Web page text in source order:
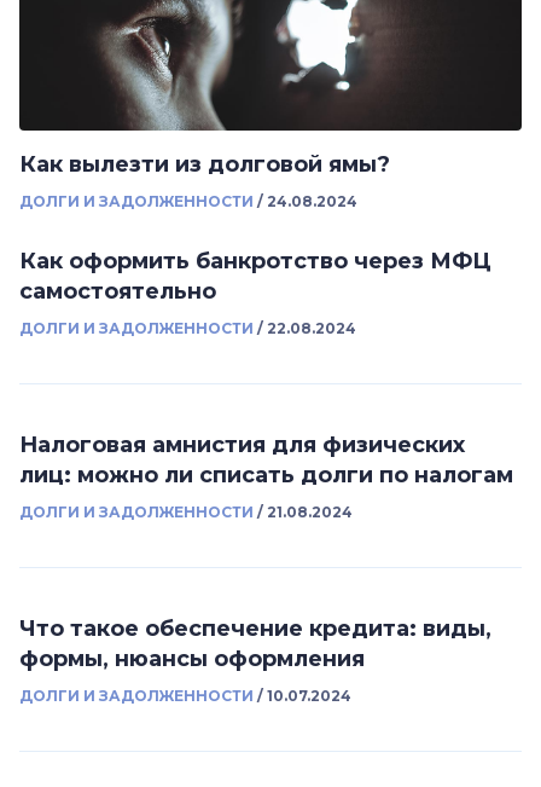
Как вылезти из долговой ямы?
ДОЛГИ И ЗАДОЛЖЕННОСТИ / 24.08.2024
Как оформить банкротство через МФЦ
самостоятельно
ДОЛГИ И ЗАДОЛЖЕННОСТИ / 22.08.2024
Налоговая амнистия для физических
лиц: можно ли списать долги по налогам
ДОЛГИ И ЗАДОЛЖЕННОСТИ / 21.08.2024
Что такое обеспечение кредита: виды,
формы, нюансы оформления
ДОЛГИ И ЗАДОЛЖЕННОСТИ / 10.07.2024